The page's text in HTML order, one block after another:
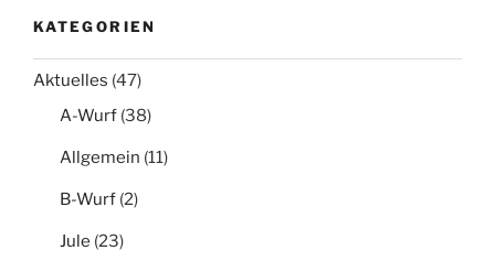
KATEGORIEN
Aktuelles (47)
A-Wurf (38)
Allgemein (11)
B-Wurf (2)
Jule (23)